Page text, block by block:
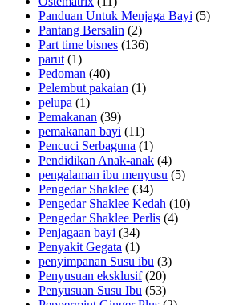
Panduan Untuk Menjaga Bayi (5)
Pantang Bersalin (2)
Part time bisnes (136)
parut (1)
Pedoman (40)
Pelembut pakaian (1)
pelupa (1)
Pemakanan (39)
pemakanan bayi (11)
Pencuci Serbaguna (1)
Pendidikan Anak-anak (4)
pengalaman ibu menyusu (5)
Pengedar Shaklee (34)
Pengedar Shaklee Kedah (10)
Pengedar Shaklee Perlis (4)
Penjagaan bayi (34)
Penyakit Gegata (1)
penyimpanan Susu ibu (3)
Penyusuan eksklusif(20)
Penyusuan Susu Ibu (53)